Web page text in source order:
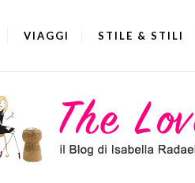
VIAGGI STILE & STILI